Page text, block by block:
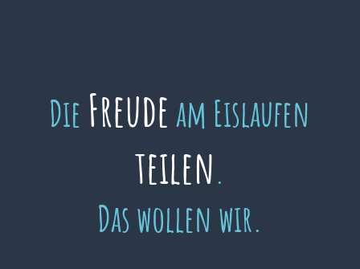
Die Freudeam Eislaufen
teilen.
Das wollen wir.